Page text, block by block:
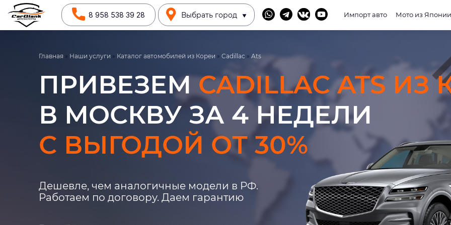
8 958 538 39 28 Выбрать город Импорт авто Мото из Японии
Главная » Наши услуги » Каталог автомобилей из Кореи » Cadillac » Ats
ПРИВЕЗЕМCADILLAC ATS ИЗ
В МОСКВУ ЗА 4 НЕДЕЛИ
С ВЫГОДОЙ ОТ 30%
Дешевле, чем аналогичные модели в РФ.
Работаем по договору. Даем гарантию